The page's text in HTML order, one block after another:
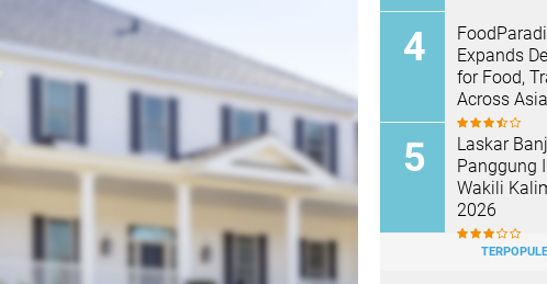
Expands
for Food,
Across Asia
Laskar
Panggung
Wakili
2026